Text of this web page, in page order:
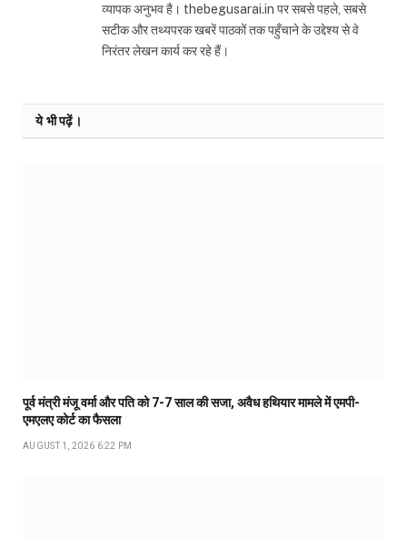
व्यापक अनुभव है। thebegusarai.in पर सबसे पहले, सबसे
सटीक और तथ्यपरक खबरें पाठकों तक पहुँचाने के उद्देश्य से वे
निरंतर लेखन कार्य कर रहे हैं।
ये भी पढ़ें।
पूर्व मंत्री मंजू वर्मा और पति को 7-7 साल की सजा, अवैध हथियार मामले में एमपी-
एमएलए कोर्ट का फैसला
AUGUST 1, 2026 6:22 PM